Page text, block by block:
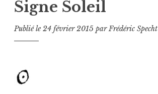
Signe Soleil
Publié le24 février 2015 parFrédéric Specht